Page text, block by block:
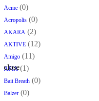
Acme (0)
Acropolis (0)
AKARA (2)
AKTIVE (12)
Amigo (11)
APIA(1)
Bait Breath (0)
Balzer (0)
close